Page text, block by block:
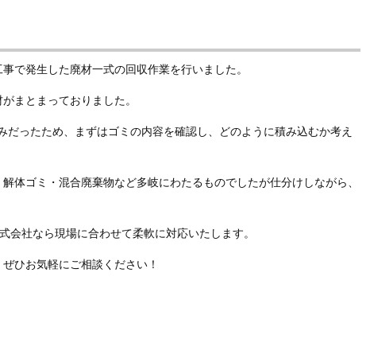
で発生した廃材一式の回収作業を行いました。
まとまっておりました。
ったため、まずはゴミの内容を確認し、どのように積み込むか考え
体ゴミ・混合廃棄物など多岐にわたるものでしたが仕分けしながら、
会社なら現場に合わせて柔軟に対応いたします。
ひお気軽にご相談ください！